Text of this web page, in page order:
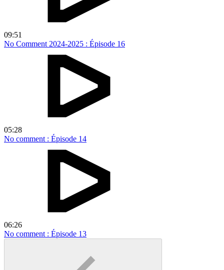
09:51
No Comment 2024-2025 : Épisode 16
05:28
No comment : Épisode 14
06:26
No comment : Épisode 13